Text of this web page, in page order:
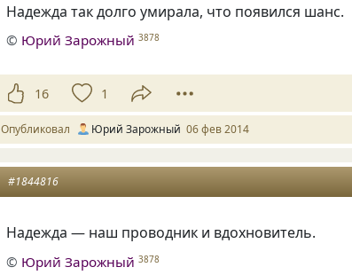
Надежда так долго умирала, что появился шанс.
© Юрий Зарожный 3878
16 1
Опубликовал Юрий Зарожный 06 фев 2014
#1844816
Надежда — наш проводник и вдохновитель.
© Юрий Зарожный 3878